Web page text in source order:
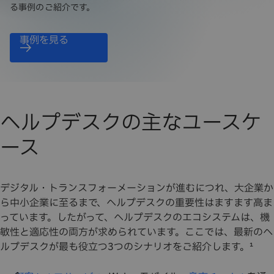
る事例のご紹介です。
事例を見る
ヘルプデスクの主なユースケ
ース
デジタル・トランスフォーメーションが進むにつれ、大企業か
ら中小企業に至るまで、ヘルプデスクの重要性はますます高ま
っています。したがって、ヘルプデスクのエコシステムは、機
敏性と適応性の両方が求められています。ここでは、最新のヘ
ルプデスクが最も役立つ3つのシナリオをご紹介します。¹